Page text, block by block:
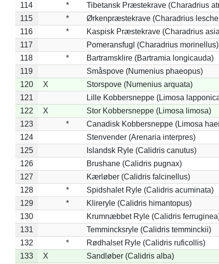
114
*
Tibetansk Præstekrave (Charadrius
115
*
Ørkenpræstekrave (Charadrius
116
*
Kaspisk Præstekrave (Charadrius
117
Pomeransfugl (Charadrius morinellus)
118
*
Bartramsklire (Bartramia longicauda)
119
Småspove (Numenius phaeopus)
120
X
Storspove (Numenius arquata)
121
Lille Kobbersneppe (Limosa
122
X
Stor Kobbersneppe (Limosa limosa)
123
*
Canadisk Kobbersneppe (Limosa
124
Stenvender (Arenaria interpres)
125
Islandsk Ryle (Calidris canutus)
126
Brushane (Calidris pugnax)
127
Kærløber (Calidris falcinellus)
128
*
Spidshalet Ryle (Calidris acuminata)
129
*
Klireryle (Calidris himantopus)
130
Krumnæbbet Ryle (Calidris
131
Temmincksryle (Calidris temminckii)
132
*
Rødhalset Ryle (Calidris ruficollis)
133
X
Sandløber (Calidris alba)